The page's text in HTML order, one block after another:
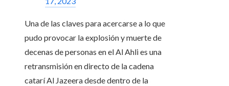
Una de las claves para acercarse a lo que
pudo provocar la explosión y muerte de
decenas de personas en el Al Ahli es una
retransmisión en directo de la cadena
catarí Al Jazeera desde dentro de la